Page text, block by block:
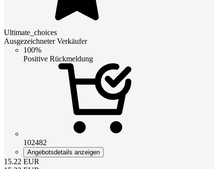
Ultimate_choices
Ausgezeichneter Verkäufer
100%
Positive Rückmeldung
102482
Angebotsdetails anzeigen
15.22 EUR